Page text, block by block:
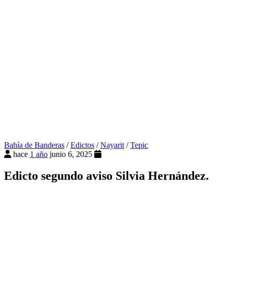
Bahía de Banderas /Edictos /Nayarit/Tepic
hace 1 año junio 6, 2025
Edicto segundo aviso Silvia Hernández.